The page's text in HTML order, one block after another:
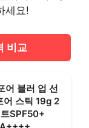
세요!
비교
어 블러 업 선
어 스틱 19g 2
SPF50+